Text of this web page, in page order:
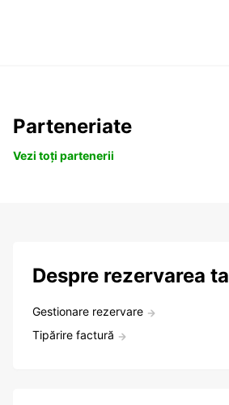
Parteneriate
Vezi toți partenerii
Despre rezervarea ta
Gestionare rezervare
Tipărire factură